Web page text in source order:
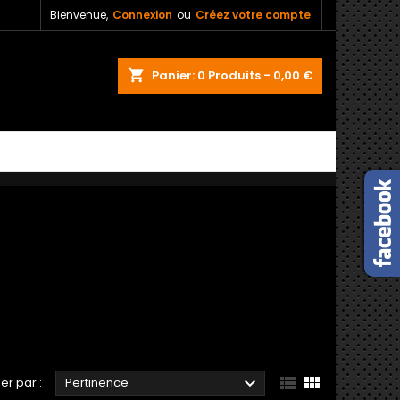
Bienvenue, Connexion ou Créez votre compte
shopping_cart Panier: 0 Produits - 0,00 €
par : Pertinence   